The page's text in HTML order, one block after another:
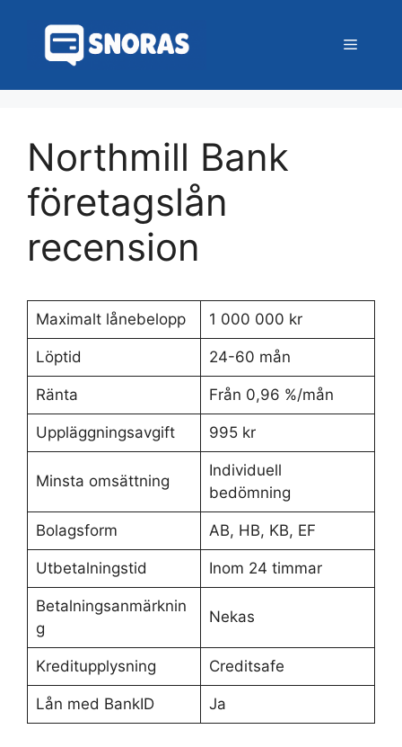
innehåll
Meny
Northmill Bank
företagslån
recension
Maximalt lånebelopp 1 000 000 kr
Löptid 24-60 mån
Ränta Från 0,96 %/mån
Uppläggningsavgift 995 kr
Minsta omsättning
Individuell
bedömning
Bolagsform AB, HB, KB, EF
Utbetalningstid Inom 24 timmar
Betalningsanmärknin
g
Nekas
Kreditupplysning Creditsafe
Lån med BankID Ja